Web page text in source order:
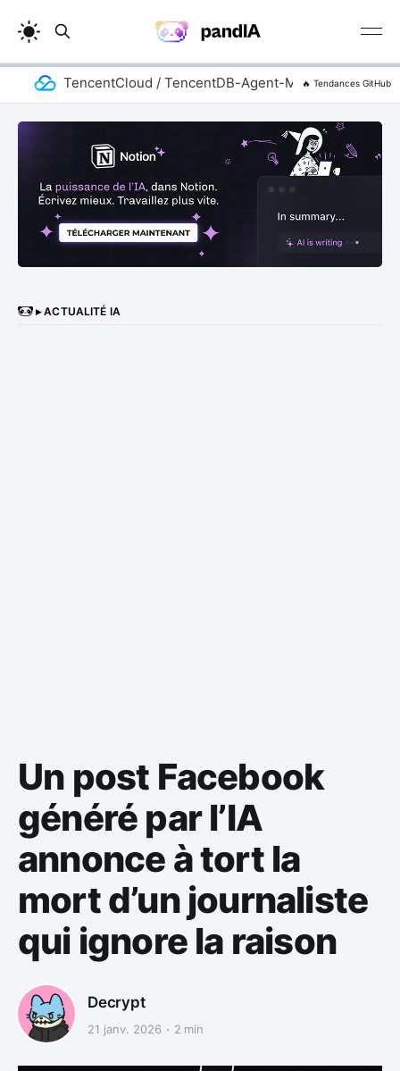
TencentCloud / TencentDB-Agent-Memory🔥 Tendances GitHub
▸ ACTUALITÉ IA
Un post Facebook
généré par l’IA
annonce à tort la
mort d’un journaliste
qui ignore la raison
Decrypt
21 janv. 2026 2 min